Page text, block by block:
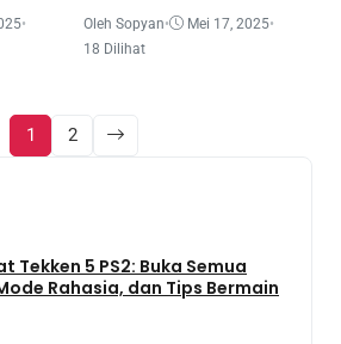
•
Oleh Sopyan• Mei 17, 2025•
18 Dilihat
1 2
Tekken 5 PS2: Buka Semua
Rahasia, dan Tips Bermain